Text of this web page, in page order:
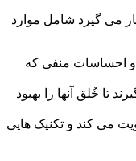
می گیرد شامل موارد
و احساسات منفی که
تا خُلق آنها را بهبود
می کند و تکنیک هایی